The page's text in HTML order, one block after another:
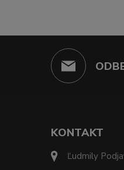
KONTAKT
Ľudmily